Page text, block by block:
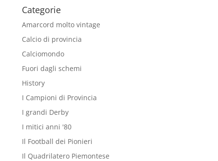
Categorie
Amarcord molto vintage
Calcio di provincia
Calciomondo
Fuori dagli schemi
History
I Campioni di Provincia
I grandi Derby
I mitici anni '80
Il Football dei Pionieri
Il Quadrilatero Piemontese